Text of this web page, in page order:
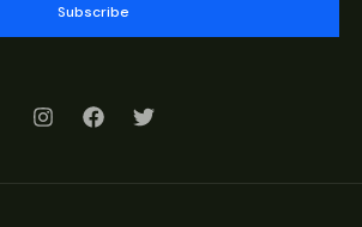
Subscribe